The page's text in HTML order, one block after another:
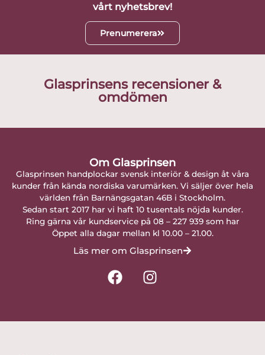
vårt nyhetsbrev!
Prenumerera
Glasprinsens recensioner &
omdömen
Om Glasprinsen
Glasprinsen handplockar svensk interiör & design åt våra
kunder från kända nordiska varumärken. Vi säljer över hela
världen från Barnängsgatan 46B i Stockholm.
Sedan start 2017 har vi haft 10 tusentals nöjda kunder.
Ring gärna vår kundservice på 08 – 227 939 som har
Öppet alla dagar mellan kl 10.00 – 21.00.
Läs mer om Glasprinsen
F
a
I
n